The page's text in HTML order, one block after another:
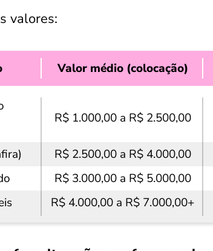
valores:
Valor médio (colocação)
R$ 1.000,00 a R$ 2.500,00
R$ 2.500,00 a R$ 4.000,00
R$ 3.000,00 a R$ 5.000,00
R$ 4.000,00 a R$ 7.000,00+